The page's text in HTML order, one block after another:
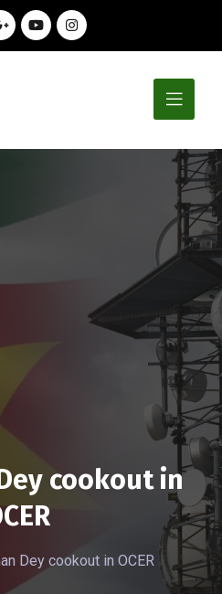
cookout in
Dey cookout in OCER